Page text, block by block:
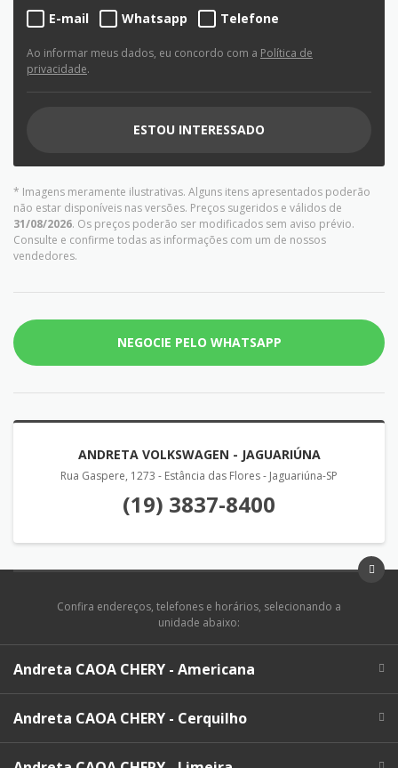
E-mail
Whatsapp Telefone
Ao informar meus dados, eu concordo com a Política de
privacidade.
ESTOU INTERESSADO
* Imagens meramente ilustrativas. Alguns itens apresentados poderão
não estar disponíveis nas versões. Preços sugeridos e válidos de
31/08/2026. Os preços poderão ser modificados sem aviso prévio.
Consulte e confirme todas as informações com um de nossos
vendedores.
NEGOCIE PELO WHATSAPP
ANDRETA VOLKSWAGEN - JAGUARIÚNA
Rua Gaspere, 1273 - Estância das Flores - Jaguariúna-SP
(19) 3837-8400
Confira endereços, telefones e horários, selecionando a
unidade abaixo:
Andreta CAOA CHERY - Americana
Andreta CAOA CHERY - Cerquilho